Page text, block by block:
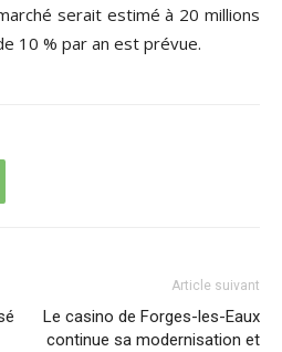
serait estimé à 20 millions
10 % par an est prévue.
Article suivant
Le casino de Forges-les-Eaux
continue sa modernisation et